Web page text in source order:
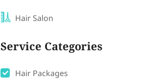
Hair Salon
Service Categories
Hair Packages